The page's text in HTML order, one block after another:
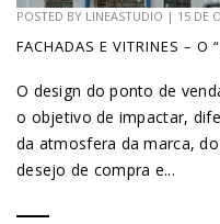
POSTED BY LINEASTUDIO | 15 DE
FACHADAS E VITRINES – O
O design do ponto de
o objetivo de impactar,
da atmosfera da marca,
desejo de compra e...